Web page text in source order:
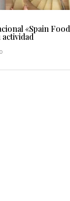
«Spain Food